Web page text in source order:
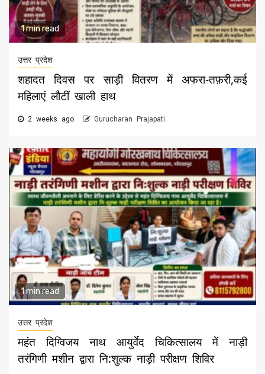
1 min read
उत्तर प्रदेश
शहादत दिवस पर साड़ी वितरण में अफरा-तफ़री,कई
महिलाएं लौटीं खाली हाथ
2 weeks ago Gurucharan Prajapati
1 min read
उत्तर प्रदेश
महंत दिग्विजय नाथ आयुर्वेद चिकित्सालय में नाड़ी
तरंगिणी मशीन द्वारा नि:शुल्क नाड़ी परीक्षण शिविर